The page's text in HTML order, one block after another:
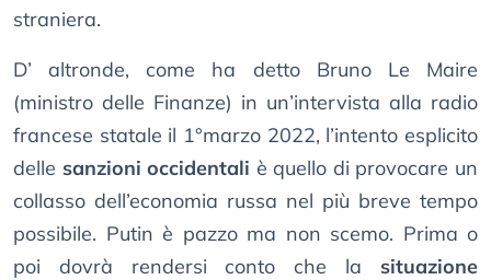
straniera.
D’ altronde, come ha detto Bruno Le Maire
(ministro delle Finanze) in un’intervista alla radio
francese statale il 1°marzo 2022, l’intento esplicito
delle sanzioni occidentali è quello di provocare un
collasso dell’economia russa nel più breve tempo
possibile. Putin è pazzo ma non scemo. Prima o
poi dovrà rendersi conto che la situazione